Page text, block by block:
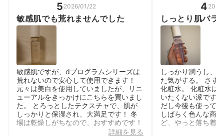
5 2026/01/22
敏感肌でも荒れませんでした
敏感肌ですが、dプログラムシリーズは
荒れないので安心して使用できます！
元々は美白を使用していましたが、リニ
ューアルをきっかけにこちらを買いまし
た。 とろっとしたテクスチャで、肌が
しっかりと保湿され、大満足です！ 冬
場は乾燥しがちなので、おすすめです！
詳細を見る
4
しっとり肌バラ
しっかり潤うし、
た気がする。 さす
化粧水。 化粧水は
いたくない派です
だし今後も使って
しばらく色んな商
ど、やっと落ち着